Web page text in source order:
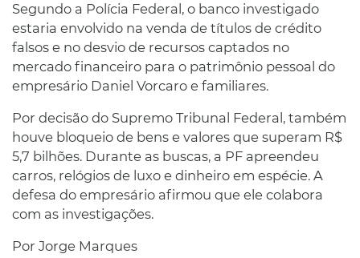
Segundo a Polícia Federal, o banco investigado
estaria envolvido na venda de títulos de crédito
falsos e no desvio de recursos captados no
mercado financeiro para o patrimônio pessoal do
empresário Daniel Vorcaro e familiares.
Por decisão do Supremo Tribunal Federal, também
houve bloqueio de bens e valores que superam R$
5,7 bilhões. Durante as buscas, a PF apreendeu
carros, relógios de luxo e dinheiro em espécie. A
defesa do empresário afirmou que ele colabora
com as investigações.
Por Jorge Marques